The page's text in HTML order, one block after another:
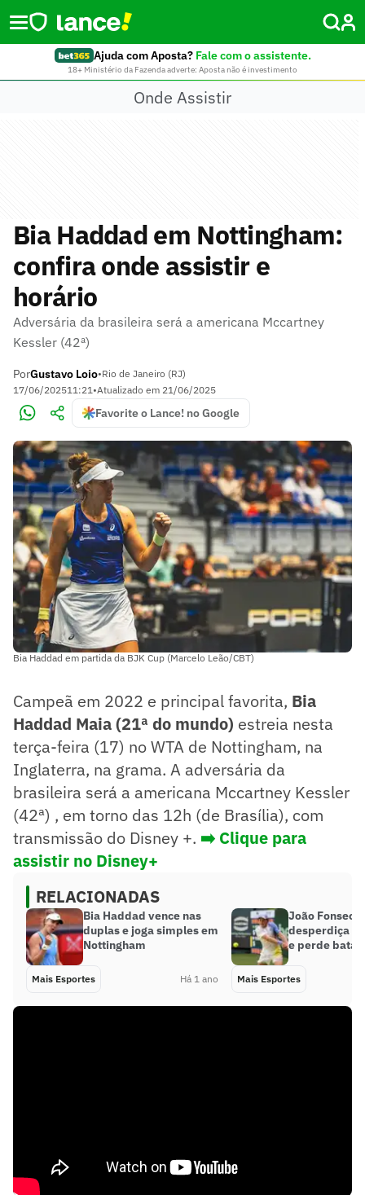
Ajuda com Aposta? Fale com o assistente.
18+ Ministério da Fazenda adverte: Aposta não é investimento
Onde Assistir
Bia Haddad em Nottingham:
confira onde assistir e
horário
Adversária da brasileira será a americana Mccartney
Kessler (42ª)
PorGustavo Loio•Rio de Janeiro (RJ)
17/06/202511:21•Atualizado em 21/06/2025
Favorite o Lance! no Google
Bia Haddad em partida da BJK Cup (Marcelo Leão/CBT)
Campeã em 2022 e principal favorita, Bia
Haddad Maia (21ª do mundo) estreia nesta
terça-feira (17) no WTA de Nottingham, na
Inglaterra, na grama. A adversária da
brasileira será a americana Mccartney Kessler
(42ª) , em torno das 12h (de Brasília), com
transmissão do Disney +. ➡️ Clique para
assistir no Disney+
RELACIONADAS
Bia Haddad vence nas
duplas e joga simples em
Nottingham
Mais Esportes Há 1 ano
João Fonseca
desperdiça
e perde
Mais Esportes